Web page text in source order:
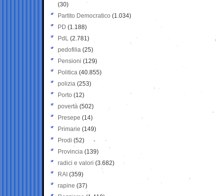
(30)
Partito Democratico (1.034)
PD (1.188)
PdL (2.781)
pedofilia (25)
Pensioni (129)
Politica (40.855)
polizia (253)
Porto (12)
povertà (502)
Presepe (14)
Primarie (149)
Prodi (52)
Provincia (139)
radici e valori (3.682)
RAI (359)
rapine (37)